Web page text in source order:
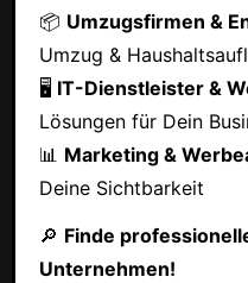
📦 Umzugsfirmen &
Umzug &
🖥 IT-Dienstleister &
Lösungen für Dein
📊 Marketing &
Deine Sichtbarkeit
🔎 Finde
Unternehmen!